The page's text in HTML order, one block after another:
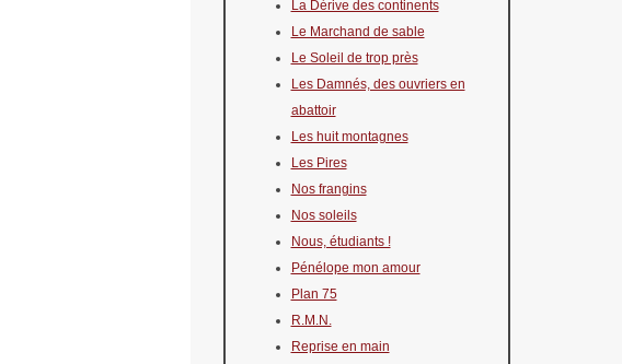
La Dérive des continents
Le Marchand de sable
Le Soleil de trop près
Les Damnés, des ouvriers en
abattoir
Les huit montagnes
Les Pires
Nos frangins
Nos soleils
Nous, étudiants !
Pénélope mon amour
Plan 75
R.M.N.
Reprise en main